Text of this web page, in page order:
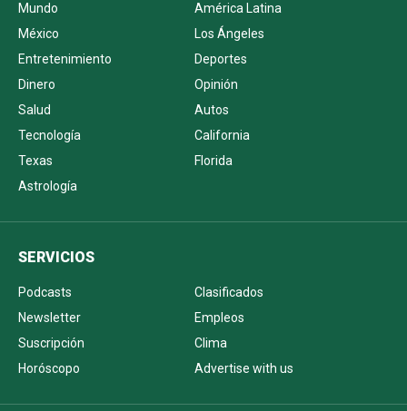
Mundo
América Latina
México
Los Ángeles
Entretenimiento
Deportes
Dinero
Opinión
Salud
Autos
Tecnología
California
Texas
Florida
Astrología
SERVICIOS
Podcasts
Clasificados
Newsletter
Empleos
Suscripción
Clima
Horóscopo
Advertise with us